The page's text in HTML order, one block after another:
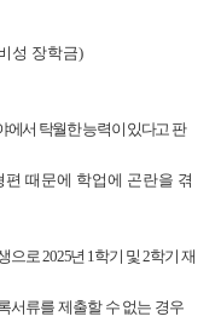
성 장학금)
에서 탁월한 능력이 있다고 판
편 때문에 학업에 곤란을 겪
으로2025년 1학기 및 2학기 재
서류를 제출할 수 없는 경우